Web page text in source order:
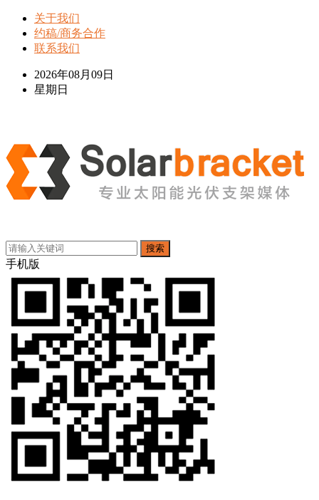
关于我们
约稿/商务合作
联系我们
2026年08月09日
星期日
搜索
手机版